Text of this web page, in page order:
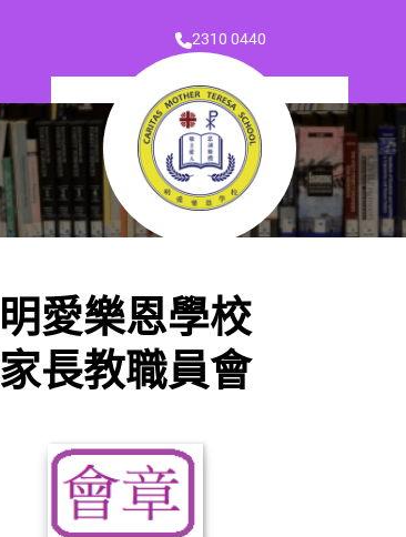
2310 0440
明愛樂恩學校
家長教職員會